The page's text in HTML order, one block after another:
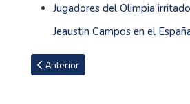
Jugadores del Olimpia
Jeaustin Campos en el
Artículo anterior: Arsenal derrotó al
Anterior